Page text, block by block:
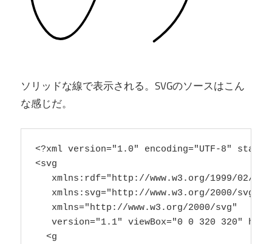
ソリッドな線で表示される。SVGのソースはこん
な感じだ。
<?xml version="1.0" encoding="UTF-8"
<svg
xmlns:rdf="http://www.w3.org/1999/02/
   xmlns:svg="http://www.w3.org/2000/svg"
   xmlns="http://www.w3.org/2000/svg"
version="1.1" viewBox="0 0 320 320"
  <g